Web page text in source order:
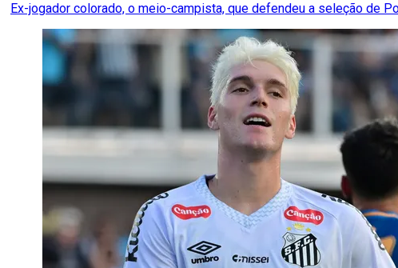
Ex-jogador colorado, o meio-campista, que defendeu a seleção de